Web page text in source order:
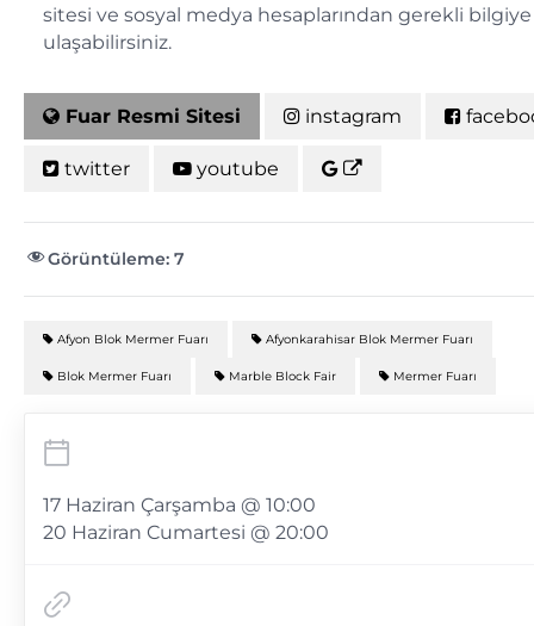
sitesi ve sosyal medya hesaplarından gerekli bilgiye
ulaşabilirsiniz.
Fuar Resmi Sitesi instagram
twitter youtube
Görüntüleme: 7
Afyon Blok Mermer Fuarı Afyonkarahisar Blok Mermer Fuarı
Blok Mermer Fuarı Marble Block Fair Mermer Fuarı
17 Haziran Çarşamba @ 10:00
20 Haziran Cumartesi @ 20:00